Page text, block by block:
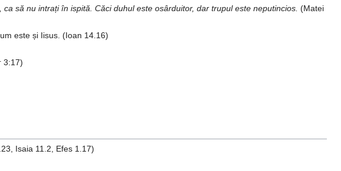
ca să nu intrați în ispită. Căci duhul este osârduitor, dar trupul este neputincios. (Matei
este și Iisus. (Ioan 14.16)
3:17)
Isaia 11.2, Efes 1.17)